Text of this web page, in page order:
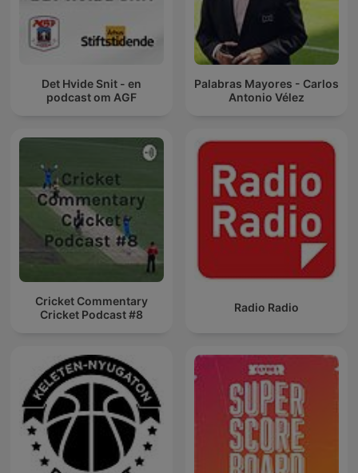
Det Hvide Snit - en
podcast om AGF
Palabras Mayores - Carlos
Antonio Vélez
Cricket Commentary
Cricket Podcast #8
Radio Radio